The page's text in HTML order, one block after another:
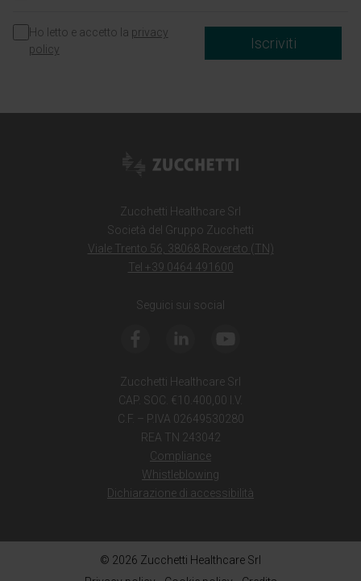
Ho letto e accetto la privacy
policy
Iscriviti
Zucchetti Healthcare Srl
Società del Gruppo Zucchetti
Viale Trento 56, 38068 Rovereto (TN)
Tel +39 0464 491600
Seguici sui social
Zucchetti Healthcare Srl
CAP. SOC. €10.400,00 I.V.
C.F. – P.IVA 02649530280
REA TN 243042
Compliance
Whistleblowing
Dichiarazione di accessibilità
© 2026 Zucchetti Healthcare Srl